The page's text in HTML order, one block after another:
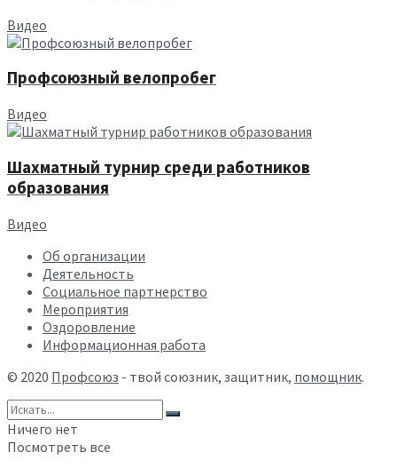
Видео
Профсоюзный велопробег
Видео
Шахматный турнир среди работников
образования
Видео
Об организации
Деятельность
Социальное партнерство
Мероприятия
Оздоровление
Информационная работа
© 2020 Профсоюз - твой союзник, защитник, помощник.
Ничего нет
Посмотреть все